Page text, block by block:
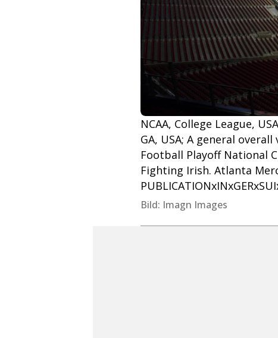
NCAA, College League,
GA, USA; A general
Football Playoff National
Fighting Irish. Atlanta
Bild: Imagn Images